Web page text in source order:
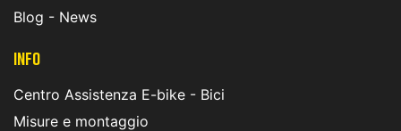
Blog - News
INFO
Centro Assistenza E-bike - Bici
Misure e montaggio